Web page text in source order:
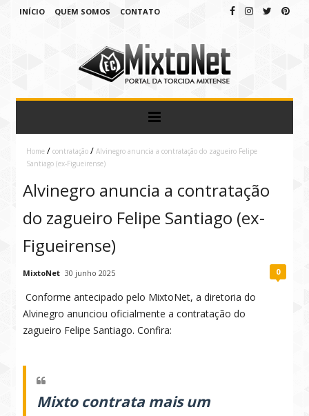
INÍCIO QUEM SOMOS CONTATO
Home / contratação / Alvinegro anuncia a contratação do zagueiro Felipe
Santiago (ex-Figueirense)
Alvinegro anuncia a contratação
do zagueiro Felipe Santiago (ex-
Figueirense)
MixtoNet 30 junho 2025 0
Conforme antecipado pelo MixtoNet, a diretoria do
Alvinegro anunciou oficialmente a contratação do
zagueiro Felipe Santiago. Confira:
Mixto contrata mais um